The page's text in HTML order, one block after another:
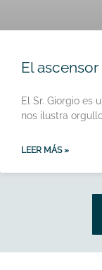
El
El Sr. Giorgio es
nos ilustra
LEER MÁS »